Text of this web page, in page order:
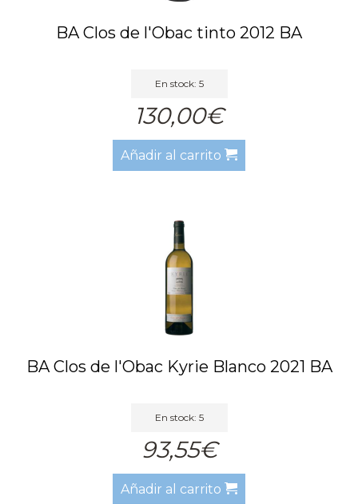
BA Clos de l'Obac tinto 2012 BA
En stock: 5
130,00€
Añadir al carrito
BA Clos de l'Obac Kyrie Blanco 2021 BA
En stock: 5
93,55€
Añadir al carrito